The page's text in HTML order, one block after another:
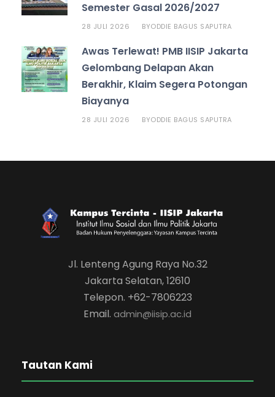
Semester Gasal 2026/2027
28 JULI 2026 BYODDIE BAGUS SAPUTRA
Awas Terlewat! PMB IISIP Jakarta
Gelombang Delapan Akan
Berakhir, Klaim Segera Potongan
Biayanya
28 JULI 2026 BYODDIE BAGUS SAPUTRA
Jl. Lenteng Agung Raya No.32
Jakarta Selatan, 12610
Telepon. +62-7806223
Email. admin@iisip.ac.id
Tautan Kami